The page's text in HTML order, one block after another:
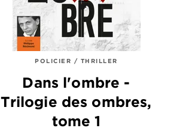
POLICIER / THRILLER
Dans l'ombre -
Trilogie des ombres,
tome 1